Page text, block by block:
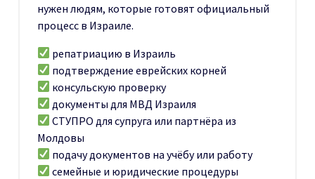
нужен людям, которые готовят официальный
процесс в Израиле.
репатриацию в Израиль
подтверждение еврейских корней
консульскую проверку
документы для МВД Израиля
СТУПРО для супруга или партнёра из
Молдовы
подачу документов на учёбу или работу
семейные и юридические процедуры